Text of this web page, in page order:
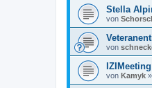
Stella
von
von
von Kamyk »